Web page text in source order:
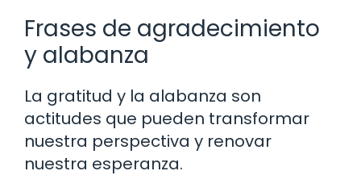
Frases de agradecimiento
y alabanza
La gratitud y la alabanza son
actitudes que pueden transformar
nuestra perspectiva y renovar
nuestra esperanza.